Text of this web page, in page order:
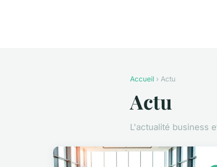
Accueil › Actu
Actu
L'actualité business